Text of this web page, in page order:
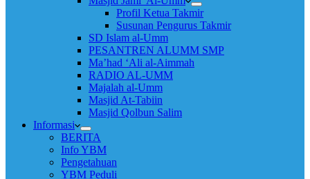
Profil Ketua Takmir
Susunan Pengurus Takmir
SD Islam al-Umm
PESANTREN ALUMM SMP
Ma’had ‘Ali al-Aimmah
RADIO AL-UMM
Majalah al-Umm
Masjid At-Tabiin
Masjid Qolbun Salim
Informasi
BERITA
Info YBM
Pengetahuan
YBM Peduli